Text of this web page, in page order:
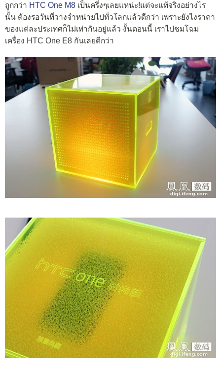
ถูกกว่า HTC One M8 เป็นครึ่งๆเลยแหน่ะ!แต่จะแท้จริงอย่างไร
นั้น ต้องรอวันที่วางจำหน่ายไปทั่วโลกแล้วดีกว่า เพราะยังไงราคา
ของแต่ละประเทศก็ไม่เท่ากันอยู่แล้ว งั้นตอนนี้ เราไปชมโฉม
เครื่อง HTC One E8 กันเลยดีกว่า